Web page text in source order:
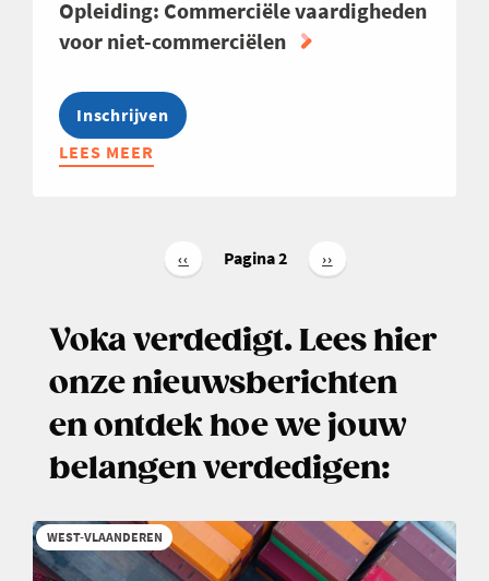
Opleiding: Commerciële vaardigheden
voor niet-commerciëlen
Inschrijven
LEES MEER
ABOUT
Vorige
pagina
‹‹ Pagina 2
Volgende
pagina
››
Voka verdedigt. Lees hier
onze nieuwsberichten
en ontdek hoe we jouw
belangen verdedigen:
WEST-VLAANDEREN